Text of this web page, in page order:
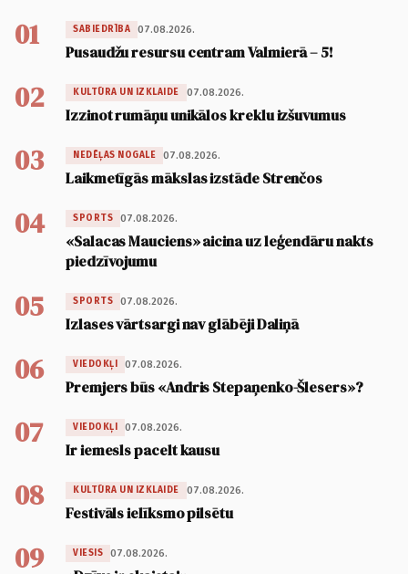
01 SABIEDRĪBA 07.08.2026.
Pusaudžu resursu centram Valmierā – 5!
02 KULTŪRA UN IZKLAIDE 07.08.2026.
Izzinot rumāņu unikālos kreklu izšuvumus
03 NEDĒĻAS NOGALE 07.08.2026.
Laikmetīgās mākslas izstāde Strenčos
04 SPORTS 07.08.2026.
«Salacas Mauciens» aicina uz leģendāru nakts
piedzīvojumu
05 SPORTS 07.08.2026.
Izlases vārtsargi nav glābēji Daliņā
06 VIEDOKĻI 07.08.2026.
Premjers būs «Andris Stepaņenko-Šlesers»?
07 VIEDOKĻI 07.08.2026.
Ir iemesls pacelt kausu
08 KULTŪRA UN IZKLAIDE 07.08.2026.
Festivāls ielīksmo pilsētu
09 VIESIS 07.08.2026.